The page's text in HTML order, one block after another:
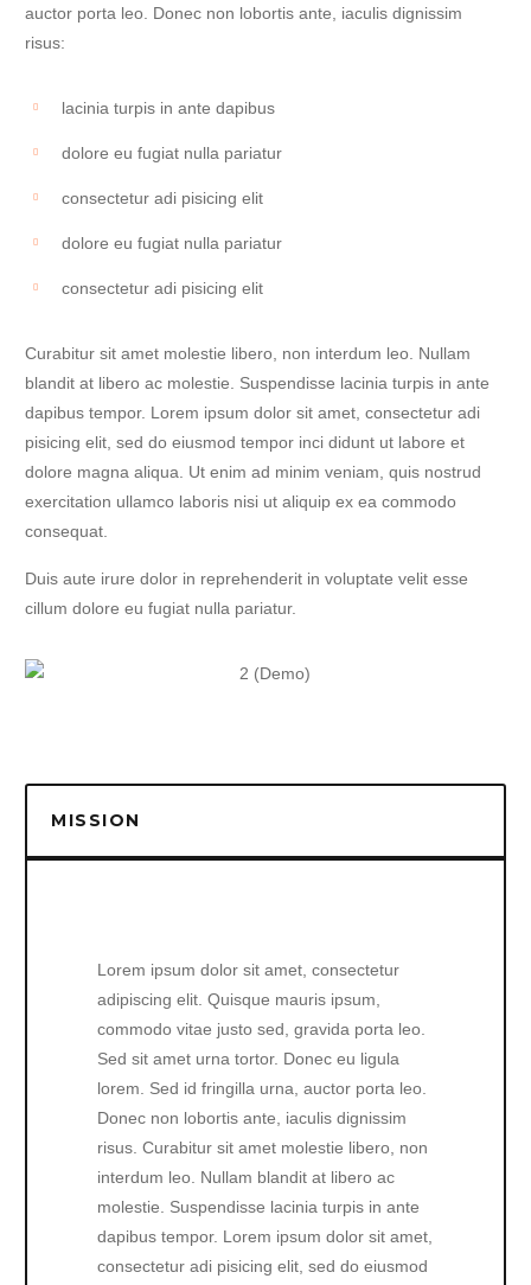
auctor porta leo. Donec non lobortis ante, iaculis dignissim
risus:
lacinia turpis in ante dapibus
dolore eu fugiat nulla pariatur
consectetur adi pisicing elit
dolore eu fugiat nulla pariatur
consectetur adi pisicing elit
Curabitur sit amet molestie libero, non interdum leo. Nullam
blandit at libero ac molestie. Suspendisse lacinia turpis in ante
dapibus tempor. Lorem ipsum dolor sit amet, consectetur adi
pisicing elit, sed do eiusmod tempor inci didunt ut labore et
dolore magna aliqua. Ut enim ad minim veniam, quis nostrud
exercitation ullamco laboris nisi ut aliquip ex ea commodo
consequat.
Duis aute irure dolor in reprehenderit in voluptate velit esse
cillum dolore eu fugiat nulla pariatur.
MISSION
Lorem ipsum dolor sit amet, consectetur
adipiscing elit. Quisque mauris ipsum,
commodo vitae justo sed, gravida porta leo.
Sed sit amet urna tortor. Donec eu ligula
lorem. Sed id fringilla urna, auctor porta leo.
Donec non lobortis ante, iaculis dignissim
risus. Curabitur sit amet molestie libero, non
interdum leo. Nullam blandit at libero ac
molestie. Suspendisse lacinia turpis in ante
dapibus tempor. Lorem ipsum dolor sit amet,
consectetur adi pisicing elit, sed do eiusmod